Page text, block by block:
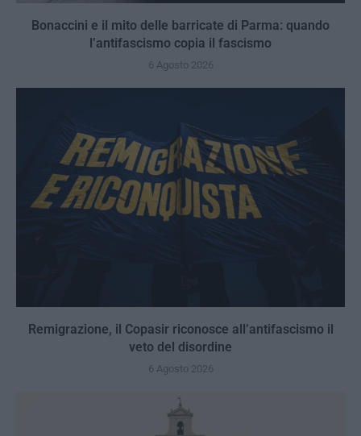
Bonaccini e il mito delle barricate di Parma: quando
l’antifascismo copia il fascismo
6 Agosto 2026
Remigrazione, il Copasir riconosce all’antifascismo il
veto del disordine
6 Agosto 2026